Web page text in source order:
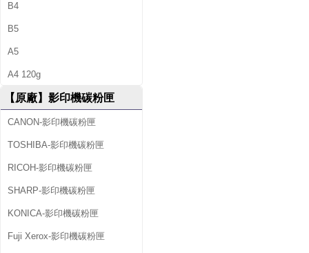
B4
B5
A5
A4 120g
【原廠】影印機碳粉匣
CANON-影印機碳粉匣
TOSHIBA-影印機碳粉匣
RICOH-影印機碳粉匣
SHARP-影印機碳粉匣
KONICA-影印機碳粉匣
Fuji Xerox-影印機碳粉匣